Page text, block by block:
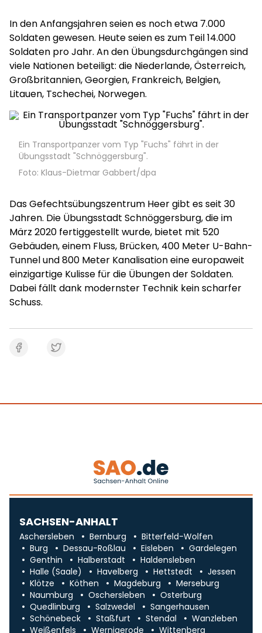
In den Anfangsjahren seien es noch etwa 7.000
Soldaten gewesen. Heute seien es zum Teil 14.000
Soldaten pro Jahr. An den Übungsdurchgängen sind
viele Nationen beteiligt: die Niederlande, Österreich,
Großbritannien, Georgien, Frankreich, Belgien,
Litauen, Tschechei, Norwegen.
Ein Transportpanzer vom Typ "Fuchs" fährt in der
Übungsstadt "Schnöggersburg".
Foto: Klaus-Dietmar Gabbert/dpa
Das Gefechtsübungszentrum Heer gibt es seit 30
Jahren. Die Übungsstadt Schnöggersburg, die im
März 2020 fertiggestellt wurde, bietet mit 520
Gebäuden, einem Fluss, Brücken, 400 Meter U-Bahn-
Tunnel und 800 Meter Kanalisation eine europaweit
einzigartige Kulisse für die Übungen der Soldaten.
Dabei fällt dank modernster Technik kein scharfer
Schuss.
SACHSEN-ANHALT
Aschersleben Bernburg
Bitterfeld-Wolfen
Burg
Dessau-Roßlau Eisleben
Gardelegen
Genthin
Halberstadt
Haldensleben
Halle (Saale)
Havelberg Hettstedt
Jessen
Klötze
Köthen Magdeburg
Merseburg
Naumburg
Oschersleben
Osterburg
Quedlinburg
Salzwedel
Sangerhausen
Schönebeck
Staßfurt Stendal
Wanzleben
Weißenfels
Wernigerode Wittenberg